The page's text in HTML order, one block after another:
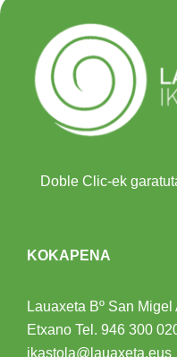
Doble Clic-ek
KOKAPENA
Lauaxeta Bº San Migel
Etxano Tel. 946 300
ikastola@lauaxeta.eus